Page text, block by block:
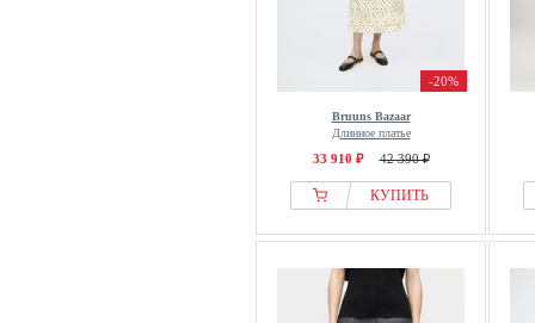
-20%
Bruuns Bazaar
Длинное платье
33 910 ₽ 42 390 ₽
КУПИТЬ